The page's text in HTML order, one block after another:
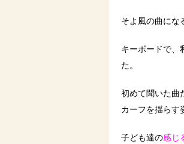
そよ風の曲にな
キーボードで、
た。
初めて聞いた曲
カーフを揺らす
子ども達の感じ